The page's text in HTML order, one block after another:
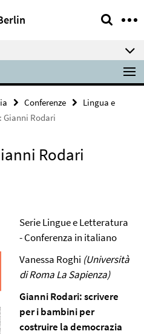
Conferenze
Lingua e
Gianni Rodari
Rodari
Serie Lingue e Letteratura
- Conferenza in italiano
Vanessa Roghi (Università
di Roma La Sapienza)
Gianni Rodari: scrivere
per i bambini per
costruire la democrazia